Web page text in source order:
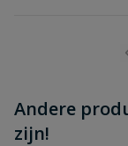
Andere
zijn!